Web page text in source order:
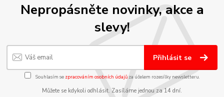
Nepropásněte novinky, akce a
slevy!
Přihlásit se
Souhlasím se zpracováním osobních údajůza účelem rozesílky newsletteru.
Můžete se kdykoli odhlásit. Zasíláme jednou za 14 dní.